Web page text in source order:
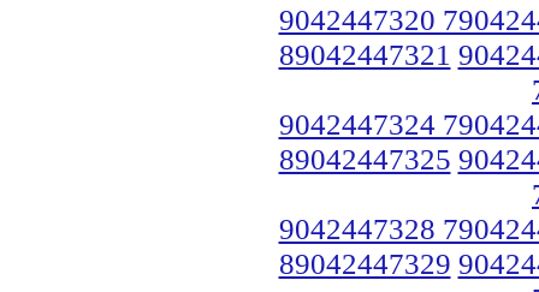
9042447320
89042447321
9042447324
89042447325
9042447328
89042447329